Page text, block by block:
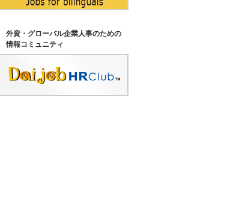
外資・グローバル企業人事のための
情報コミュニティ